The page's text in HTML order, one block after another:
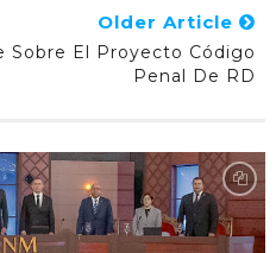
Older Article
Sobre El Proyecto Código
Penal De RD